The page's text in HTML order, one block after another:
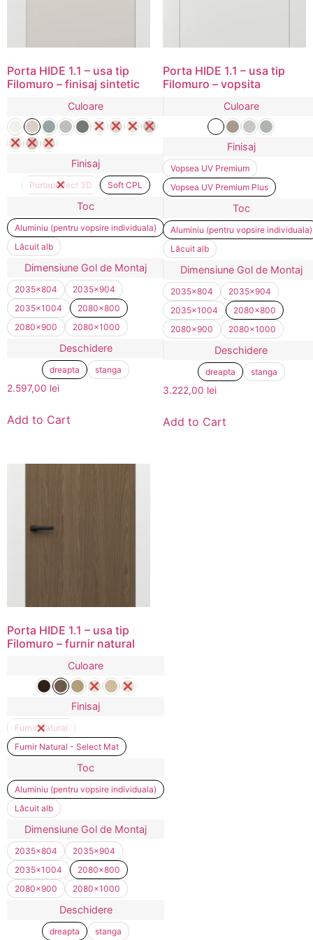
Porta HIDE 1.1 – usa tip
Filomuro – finisaj sintetic
Culoare
Finisaj
Portaperfect 3D Soft CPL
Toc
Aluminiu (pentru vopsire individuala)
Lăcuit alb
Dimensiune Gol de Montaj
2035x804
2035x904
2035x1004
2080x800
2080x900
2080x1000
Deschidere
dreapta stanga
2.597,00 lei
Add to Cart
Porta HIDE 1.1 – usa tip
Filomuro – vopsita
Culoare
Finisaj
Vopsea UV Premium
Vopsea UV Premium Plus
Toc
Aluminiu (pentru vopsire individuala)
Lăcuit alb
Dimensiune Gol de Montaj
2035x804
2035x904
2035x1004
2080x800
2080x900
2080x1000
Deschidere
dreapta stanga
3.222,00 lei
Add to Cart
Porta HIDE 1.1 – usa tip
Filomuro – furnir natural
Culoare
Finisaj
Furnir Natural
Furnir Natural - Select Mat
Toc
Aluminiu (pentru vopsire individuala)
Lăcuit alb
Dimensiune Gol de Montaj
2035x804
2035x904
2035x1004
2080x800
2080x900
2080x1000
Deschidere
dreapta stanga